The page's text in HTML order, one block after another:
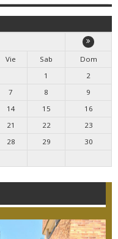
Vie Sab
Dom
1
2
7 8
9
14 15
16
21 22
23
28 29
30